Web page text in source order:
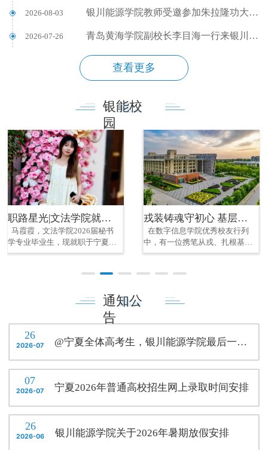
2026-08-03 银川能源学院教师受邀参加朱拉隆功大学TCSA Open House活动展现中国青年风采
2026-07-26 青岛黄海学院副校长李目海一行来银川能源学院考察交流
查看更多
银能校
园
职路星光|文法学院就业明星事迹分享
马霞霞，文法学院2026届秘书
学专业毕业生，现就职于宁夏豫
然建设集团有限公司。在校勤学
以扎实专业能力与务实作风，展
夯实专业理论根基在校期间，马
戎装铸魂守初心 基层实干践使命||数字信息学院优秀校友孙维民
在数字信息学院优秀校友行列
中，有一位携笔从戎、扎根基层
的青年榜样。他从银能校园出
层工作紧密结合，在服务群众、
担当、实干奉献与不懈坚守，成
通知公
告
26
2026-07 @宁夏全体高考生，银川能源学院最后一次征集志愿，圆你本科梦！
07
2026-07 宁夏2026年普通高校招生网上录取时间安排
26
2026-06 银川能源学院关于2026年暑期放假安排